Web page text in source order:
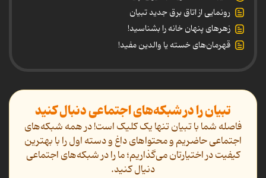
رونمایی از اتاق برق جدید تبیان
زهرهای پنهان خانه را بشناسید!
قهرمان‌های خسته یا والدین مفید!
تبیان را در شبکه‌های اجتماعی دنبال کنید
فاصله شما با تبیان تنها یک کلیک است! در همه شبکه‌های
اجتماعی حاضریم و محتواهای داغ و دسته اول را با بهترین
کیفیت در اختیارتان می‌گذاریم؛ ما را در شبکه‌های اجتماعی
دنیال کنید.